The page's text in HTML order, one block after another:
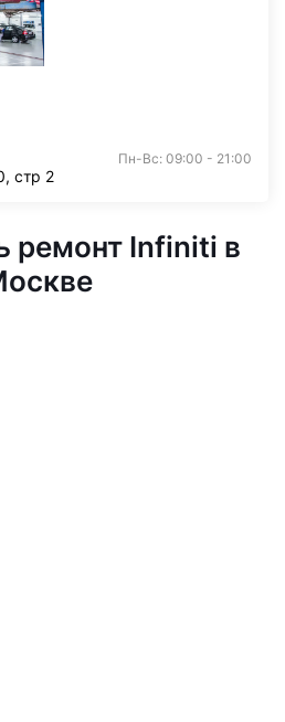
Пн-Вс: 09:00 - 21:00
стр 2
ремонт Infiniti в